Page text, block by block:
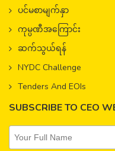
ပင်မစာမျက်နှာ
ကုမ္ပဏီအကြောင်း
ဆက်သွယ်ရန်
NYDC Challenge
Tenders And EOIs
SUBSCRIBE TO CEO